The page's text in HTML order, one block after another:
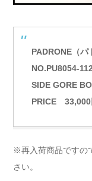
PADRONE（パ
NO.PU8054-
SIDE GORE
PRICE 33,000
※再入荷商品ですの
さい。